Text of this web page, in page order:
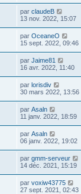
par claudeB
13 nov. 2022, 15:07
par OceaneO
15 sept. 2022, 09:46
par Jaime81
16 avr. 2022, 11:40
par lorisdiv
30 mars 2022, 13:56
par Asaln
11 janv. 2022, 18:59
par Asaln
06 janv. 2022, 19:02
par gmm-serveur
14 déc. 2021, 15:19
par voxiw43775
27 sept. 2021, 02:43